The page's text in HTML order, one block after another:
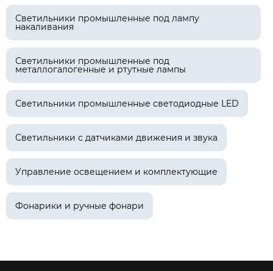
Светильники промышленные под лампу
накаливания
Светильники промышленные под
металлогалогенные и ртутные лампы
Светильники промышленные светодиодные LED
Светильники с датчиками движения и звука
Управление освещением и комплектующие
Фонарики и ручные фонари